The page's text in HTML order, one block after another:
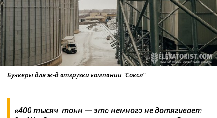
Бункеры для ж-д отгрузки компании "Сокол"
«400 тысяч тонн — это немного не дотягивает